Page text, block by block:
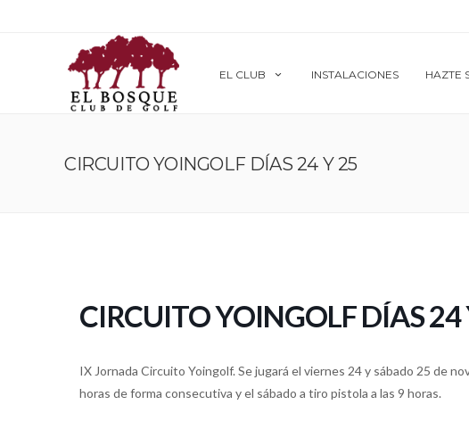
EL CLUB INSTALACIONES HAZTE
CIRCUITO YOINGOLF DÍAS 24 Y 25
CIRCUITO YOINGOLF DÍAS 24
IX Jornada Circuito Yoingolf. Se jugará el viernes 24 y sábado 25 de
horas de forma consecutiva y el sábado a tiro pistola a las 9 horas.